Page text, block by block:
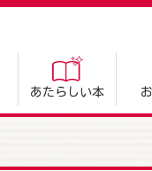
あたらしい本